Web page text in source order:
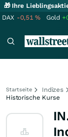
🎁 Ihre
DAX -0,51% Gold
Startseite Indizes
Historische Kurse